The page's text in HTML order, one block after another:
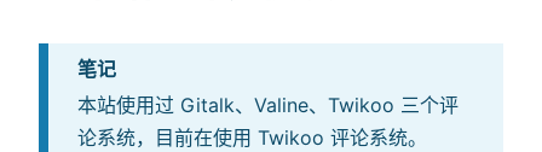
笔记
本站使用过 Gitalk、Valine、Twikoo 三个评
论系统，目前在使用 Twikoo 评论系统。